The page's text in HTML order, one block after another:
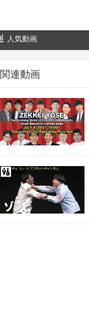
人気動画
関連動画